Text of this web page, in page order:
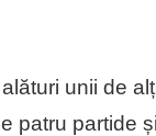
unii de
patru partide